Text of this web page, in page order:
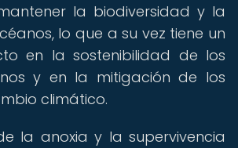
la biodiversidad y la
lo que a su vez tiene un
en la sostenibilidad de los
y en la mitigación de los
climático.
la anoxia y la supervivencia